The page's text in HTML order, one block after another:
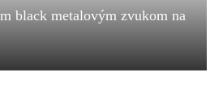
black metalovým zvukom na